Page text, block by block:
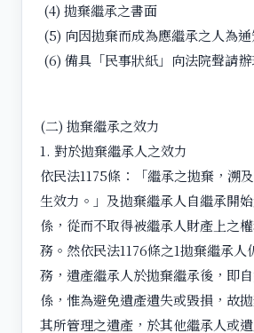
(4) 拋棄繼承之書面
(5) 向因拋棄而成為應繼承之人為
(6) 備具「民事狀紙」向法院聲請
(二) 拋棄繼承之效力
1. 對於拋棄繼承人之效力
依民法1175條：「繼承之拋棄，溯
生效力。」及拋棄繼承人自繼承開
係，從而不取得被繼承人財產上之
務。然依民法1176條之1拋棄繼承人
務，遺產繼承人於拋棄繼承後，即
係，惟為避免遺產遺失或毀損，故
其所管理之遺產，於其他繼承人或